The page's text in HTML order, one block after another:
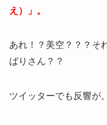
え）」。
あれ！？美空？？？そ
ばりさん？？
ツイッターでも反響が。